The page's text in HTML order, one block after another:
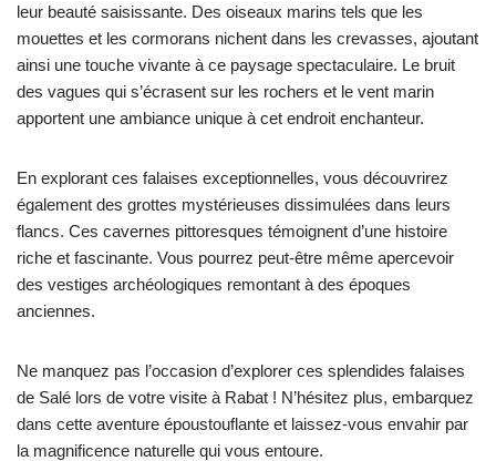
leur beauté saisissante. Des oiseaux marins tels que les
mouettes et les cormorans nichent dans les crevasses, ajoutant
ainsi une touche vivante à ce paysage spectaculaire. Le bruit
des vagues qui s’écrasent sur les rochers et le vent marin
apportent une ambiance unique à cet endroit enchanteur.
En explorant ces falaises exceptionnelles, vous découvrirez
également des grottes mystérieuses dissimulées dans leurs
flancs. Ces cavernes pittoresques témoignent d’une histoire
riche et fascinante. Vous pourrez peut-être même apercevoir
des vestiges archéologiques remontant à des époques
anciennes.
Ne manquez pas l’occasion d’explorer ces splendides falaises
de Salé lors de votre visite à Rabat ! N’hésitez plus, embarquez
dans cette aventure époustouflante et laissez-vous envahir par
la magnificence naturelle qui vous entoure.